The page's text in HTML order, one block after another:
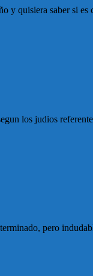
y quisiera saber si
los judios
pero